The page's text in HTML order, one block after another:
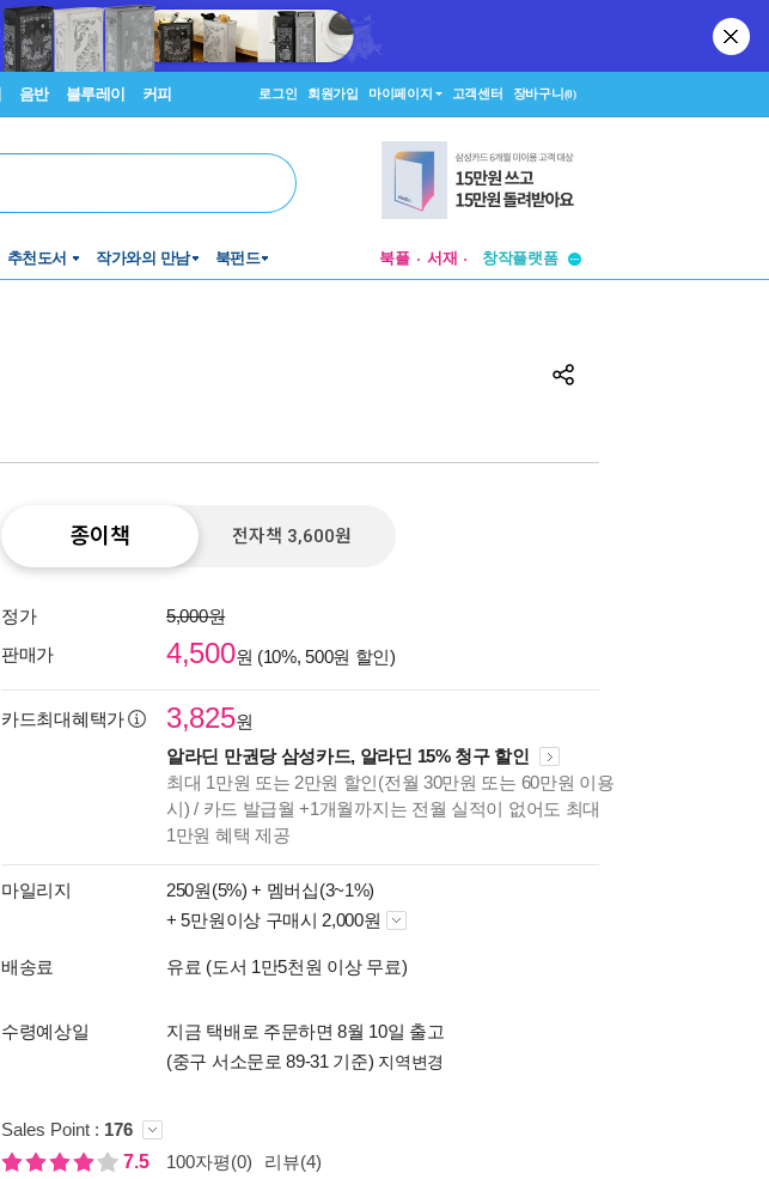
음반 블루레이 커피 로그인 회원가입 마이페이지 고객센터 장바구니(0)
추천도서 작가와의 만남 북펀드 북플 서재
투비컨티뉴드
투비컨티뉴드
종이책 전자책 3,600원
정가
5,000원
판매가
4,500원 (10%, 500원 할인)
카드최대혜택가 3,825원
알라딘 만권당 삼성카드, 알라딘 15% 청구 할인
최대 1만원 또는 2만원 할인(전월 30만원 또는 60만원 이용
시) / 카드 발급월 +1개월까지는 전월 실적이 없어도 최대
1만원 혜택 제공
마일리지 250원(5%) + 멤버십(3~1%)
+ 5만원이상 구매시 2,000원
배송료 유료 (도서 1만5천원 이상 무료)
수령예상일
지금 택배로 주문하면 8월 10일 출고
(중구 서소문로 89-31 기준) 지역변경
Sales Point : 176
7.5
100자평(0) 리뷰(4)